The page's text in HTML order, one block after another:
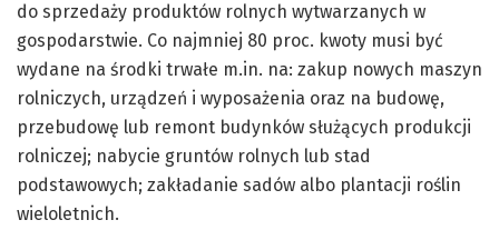
do sprzedaży produktów rolnych wytwarzanych w
gospodarstwie. Co najmniej 80 proc. kwoty musi być
wydane na środki trwałe m.in. na: zakup nowych maszyn
rolniczych, urządzeń i wyposażenia oraz na budowę,
przebudowę lub remont budynków służących produkcji
rolniczej; nabycie gruntów rolnych lub stad
podstawowych; zakładanie sadów albo plantacji roślin
wieloletnich.